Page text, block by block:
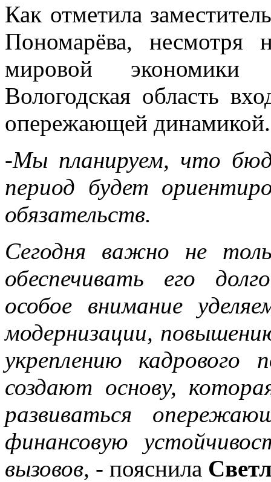
Как отметила
Пономарёва, несмотря
мировой
Вологодская область
опережающей динамикой.
-Мы планируем, что
период будет
обязательств.
Сегодня важно не
обеспечивать его
особое внимание
модернизации,
укреплению кадрового
создают основу,
развиваться
финансовую
вызовов, - пояснила